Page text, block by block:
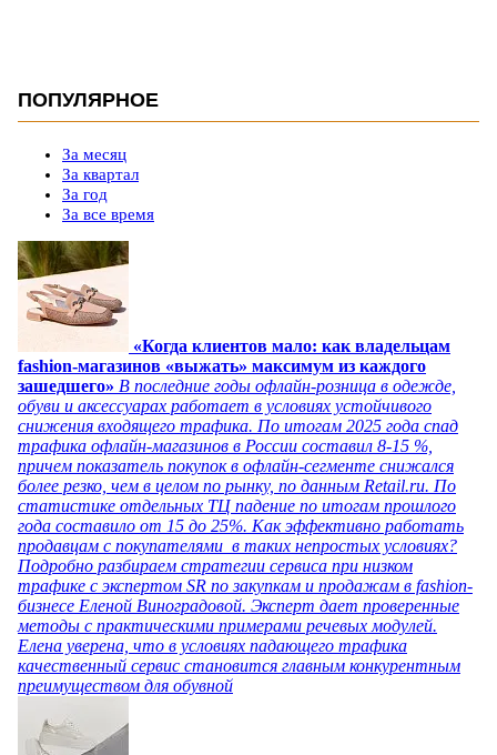
ПОПУЛЯРНОЕ
За месяц
За квартал
За год
За все время
«Когда клиентов мало: как владельцам
fashion-магазинов «выжать» максимум из каждого
зашедшего» В последние годы офлайн-розница в одежде,
обуви и аксессуарах работает в условиях устойчивого
снижения входящего трафика. По итогам 2025 года спад
трафика офлайн-магазинов в России составил 8-15 %,
причем показатель покупок в офлайн-сегменте снижался
более резко, чем в целом по рынку, по данным Retail.ru. По
статистике отдельных ТЦ падение по итогам прошлого
года составило от 15 до 25%. Как эффективно работать
продавцам с покупателями в таких непростых условиях?
Подробно разбираем стратегии сервиса при низком
трафике с экспертом SR по закупкам и продажам в fashion-
бизнесе Еленой Виноградовой. Эксперт дает проверенные
методы с практическими примерами речевых модулей.
Елена уверена, что в условиях падающего трафика
качественный сервис становится главным конкурентным
преимуществом для обувной